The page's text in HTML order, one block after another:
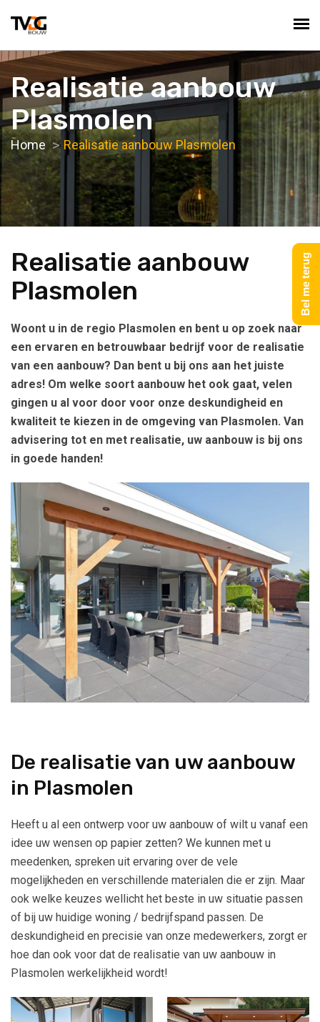
Realisatie aanbouw
Plasmolen
Home Realisatie aanbouw Plasmolen
Realisatie aanbouw
Plasmolen
Woont u in de regio Plasmolen en bent u op zoek naar
een ervaren en betrouwbaar bedrijf voor de realisatie
van een aanbouw? Dan bent u bij ons aan het juiste
adres! Om welke soort aanbouw het ook gaat, velen
gingen u al voor door voor onze deskundigheid en
kwaliteit te kiezen in de omgeving van Plasmolen. Van
advisering tot en met realisatie, uw aanbouw is bij ons
in goede handen!
De realisatie van uw aanbouw
in Plasmolen
Heeft u al een ontwerp voor uw aanbouw of wilt u vanaf een
idee uw wensen op papier zetten? We kunnen met u
meedenken, spreken uit ervaring over de vele
mogelijkheden en verschillende materialen die er zijn. Maar
ook welke keuzes wellicht het beste in uw situatie passen
of bij uw huidige woning / bedrijfspand passen. De
deskundigheid en precisie van onze medewerkers, zorgt er
hoe dan ook voor dat de realisatie van uw aanbouw in
Plasmolen werkelijkheid wordt!
Bel me terug